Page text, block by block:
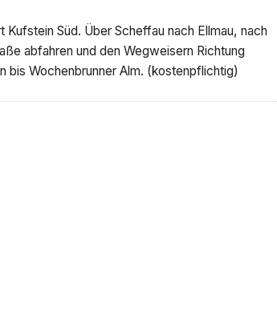
Kufstein Süd. Über Scheffau nach Ellmau, nach
abfahren und den Wegweisern Richtung
bis Wochenbrunner Alm. (kostenpflichtig)